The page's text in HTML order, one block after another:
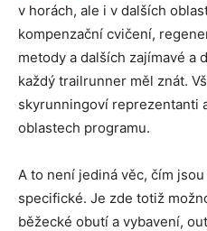
v horách, ale i v dalších
kompenzační cvičení,
metody a dalších zajímavé a
každý trailrunner měl znát.
skyrunningoví reprezentanti
oblastech programu.
A to není jediná věc, čím
specifické. Je zde totiž
běžecké obutí a vybavení,